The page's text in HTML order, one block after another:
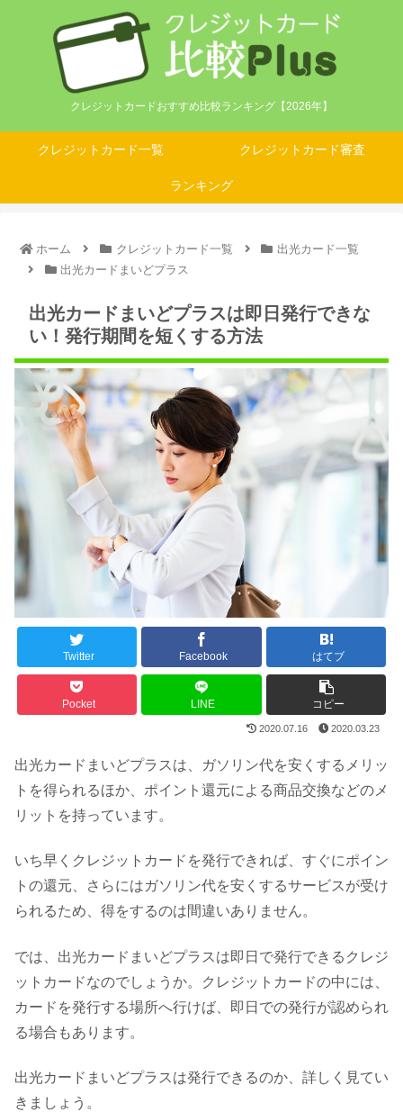
クレジットカードおすすめ比較ランキング【2026年】
クレジットカード一覧 クレジットカード審査
ランキング
ホーム クレジットカード一覧
出光カード一覧
出光カードまいどプラス
出光カードまいどプラスは即日発行できな
い！発行期間を短くする方法
Twitter Facebook はてブ
Pocket LINE コピー
2020.07.16 2020.03.23
出光カードまいどプラスは、ガソリン代を安くするメリッ
トを得られるほか、ポイント還元による商品交換などのメ
リットを持っています。
いち早くクレジットカードを発行できれば、すぐにポイン
トの還元、さらにはガソリン代を安くするサービスが受け
られるため、得をするのは間違いありません。
では、出光カードまいどプラスは即日で発行できるクレジ
ットカードなのでしょうか。クレジットカードの中には、
カードを発行する場所へ行けば、即日での発行が認められ
る場合もあります。
出光カードまいどプラスは発行できるのか、詳しく見てい
きましょう。